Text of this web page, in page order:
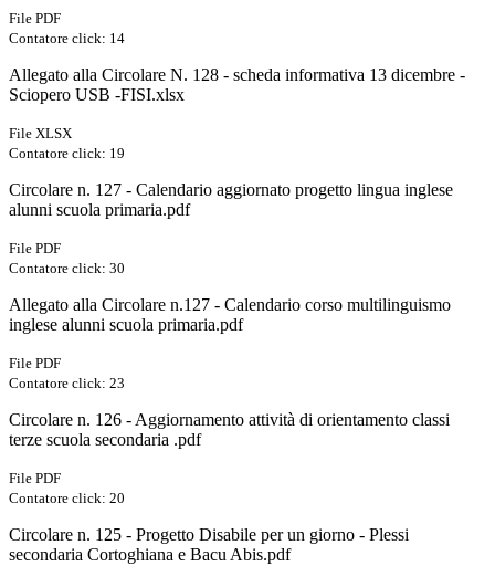
File PDF
Contatore click: 14
Allegato alla Circolare N. 128 - scheda informativa 13 dicembre -
Sciopero USB -FISI.xlsx
File XLSX
Contatore click: 19
Circolare n. 127 - Calendario aggiornato progetto lingua inglese
alunni scuola primaria.pdf
File PDF
Contatore click: 30
Allegato alla Circolare n.127 - Calendario corso multilinguismo
inglese alunni scuola primaria.pdf
File PDF
Contatore click: 23
Circolare n. 126 - Aggiornamento attività di orientamento classi
terze scuola secondaria .pdf
File PDF
Contatore click: 20
Circolare n. 125 - Progetto Disabile per un giorno - Plessi
secondaria Cortoghiana e Bacu Abis.pdf